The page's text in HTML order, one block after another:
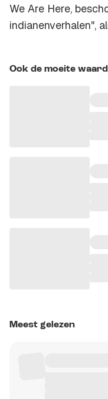
We Are Here,
indianenverhalen",
Ook de moeite waard
Meest gelezen